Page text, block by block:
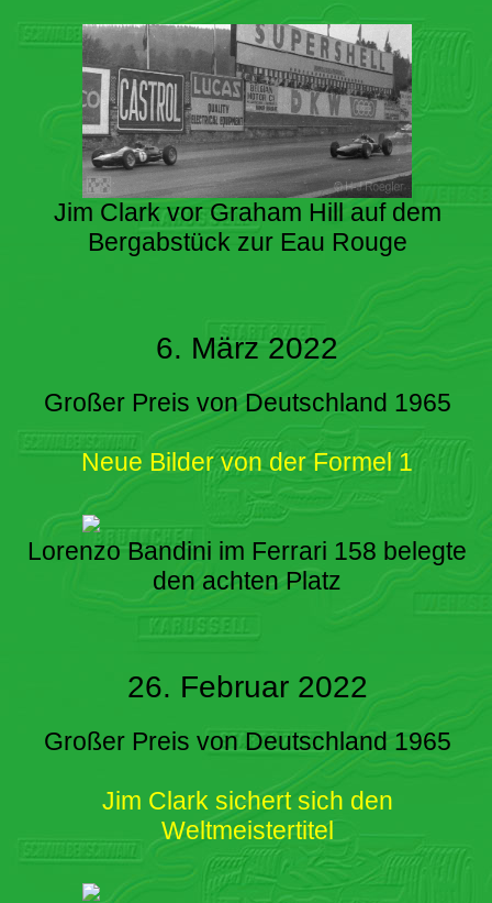
Jim Clark vor Graham Hill auf dem
Bergabstück zur Eau Rouge
6. März 2022
Großer Preis von Deutschland 1965
Neue Bilder von der Formel 1
Lorenzo Bandini im Ferrari 158 belegte
den achten Platz
26. Februar 2022
Großer Preis von Deutschland 1965
Jim Clark sichert sich den
Weltmeistertitel